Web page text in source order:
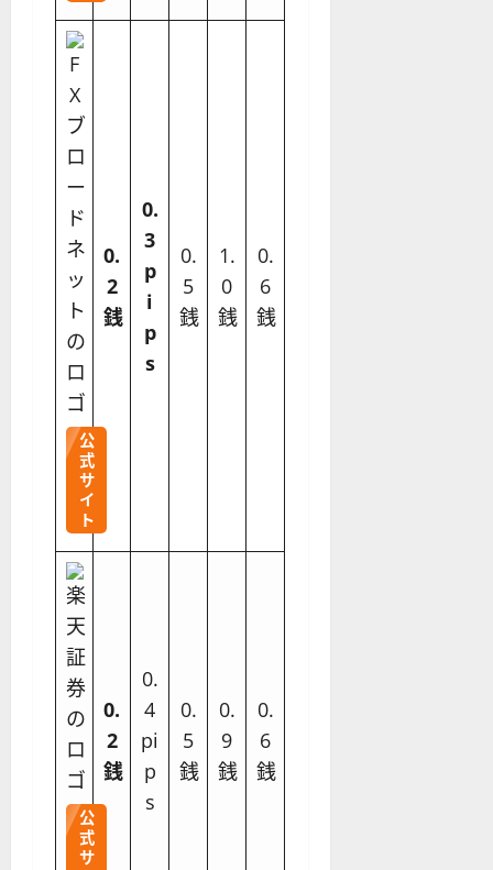
公
式
サ
イ
ト
0.
2
銭
0.
3
p
i
p
s
0.
5
銭
1.
0
銭
0.
6
銭
公
式
サ
0.
2
銭
0.
4
pi
p
s
0.
5
銭
0.
9
銭
0.
6
銭